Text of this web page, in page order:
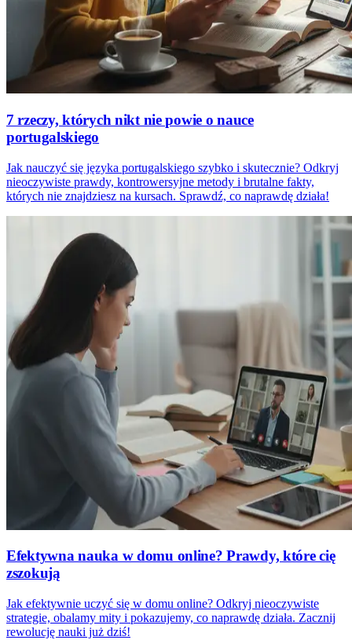
7 rzeczy, których nikt nie powie o nauce
portugalskiego
Jak nauczyć się języka portugalskiego szybko i skutecznie? Odkryj
nieoczywiste prawdy, kontrowersyjne metody i brutalne fakty,
których nie znajdziesz na kursach. Sprawdź, co naprawdę działa!
Efektywna nauka w domu online? Prawdy, które cię
zszokują
Jak efektywnie uczyć się w domu online? Odkryj nieoczywiste
strategie, obalamy mity i pokazujemy, co naprawdę działa. Zacznij
rewolucję nauki już dziś!